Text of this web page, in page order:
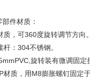
件材质：
，可360度旋转调节方向。
：304不锈钢。
旋转装有微调固定
材质，用M8膨胀螺钉固定